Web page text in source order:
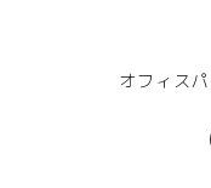
オフィス